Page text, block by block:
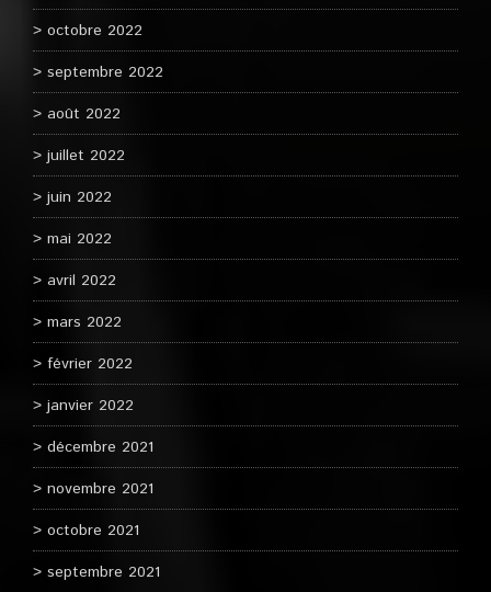
octobre 2022
septembre 2022
août 2022
juillet 2022
juin 2022
mai 2022
avril 2022
mars 2022
février 2022
janvier 2022
décembre 2021
novembre 2021
octobre 2021
septembre 2021